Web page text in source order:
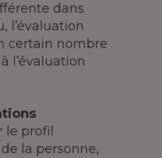
dans
l’évaluation
certain nombre
l’évaluation
le profil
la personne,